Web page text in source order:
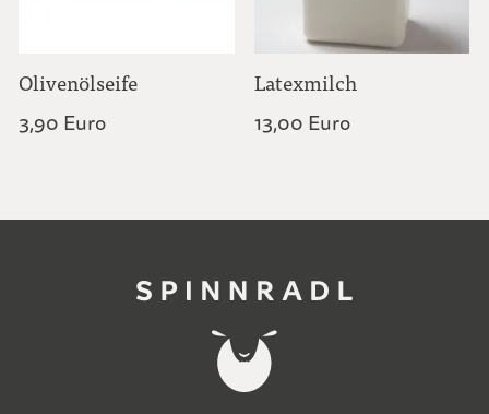
Olivenölseife
3,90 Euro
Latexmilch
13,00 Euro